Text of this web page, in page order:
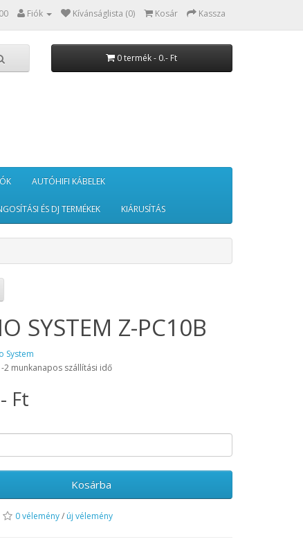
Fiók Kívánságlista (0) Kosár Kassza
0 termék - 0.- Ft
AUTÓHIFI KÁBELEK
ÉS DJ TERMÉKEK KIÁRUSÍTÁS
SYSTEM Z-PC10B
System
2 munkanapos szállítási idő
Ft
Kosárba
0 vélemény/ új vélemény